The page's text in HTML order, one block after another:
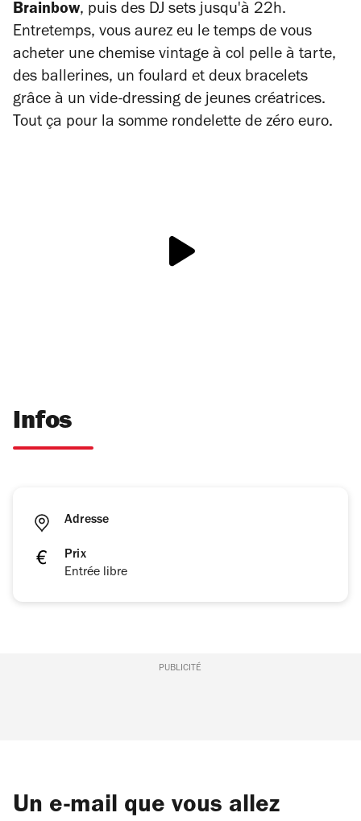
Brainbow, puis des DJ sets jusqu'à 22h.
Entretemps, vous aurez eu le temps de vous
acheter une chemise vintage à col pelle à tarte,
des ballerines, un foulard et deux bracelets
grâce à un vide-dressing de jeunes créatrices.
Tout ça pour la somme rondelette de zéro euro.
Infos
Adresse
Prix
Entrée libre
PUBLICITÉ
Un e-mail que vous allez